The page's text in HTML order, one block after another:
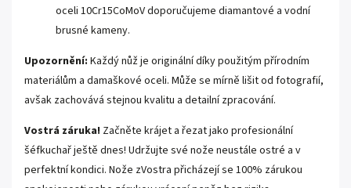
oceli 10Cr15CoMoV doporučujeme diamantové a vodní
brusné kameny.
Upozornění: Každý nůž je originální díky použitým přírodním
materiálům a damaškové oceli. Může se mírně lišit od fotografií,
avšak zachovává stejnou kvalitu a detailní zpracování.
Vostrá záruka! Začněte krájet a řezat jako profesionální
šéfkuchař ještě dnes! Udržujte své nože neustále ostré a v
perfektní kondici. Nože zVostra přicházejí se 100% zárukou